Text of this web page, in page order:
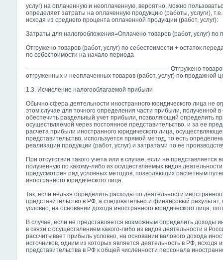
услуг) на оплаченную и неоплаченную, вероятно, можно
определяет затраты на оплаченную продукцию (работы, услуги),
исходя из среднего процента оплаченной продукции (работ, услуг):
Затраты для налогообложения=Оплачено товаров (работ, услуг) по
Отгружено товаров (работ, услуг) по себестоимости + остаток
по себестоимости на начало периода
------------------------------------------------------------------------ Отгружено
отгруженных и неоплаченных товаров (работ, услуг) по продажной
1.3. Исчисление налогооблагаемой прибыли
Обычно сфера деятельности иностранного юридического лица не
этом случае для точного определения части прибыли, полученной
обеспечить раздельный учет прибыли, позволяющий определить
осуществляемой через постоянное представительство, и за ее
расчета прибыли иностранного юридического лица,
представительство, используется прямой метод, то есть
реализации продукции (работ, услуг) и затратами по ее
При отсутствии такого учета или в случае, если не
полученную по какому-либо из осуществляемых видов
предусмотрен ряд условных методов, позволяющих расчетным
иностранного юридического лица.
Так, если нельзя определить расходы по деятельности
представительство в РФ, а следовательно и финансовый
условно, на основании дохода иностранного юридического лица,
В случае, если не представляется возможным определить доходы
в связи с осуществлением какого-либо из видов деятельности в
рассчитывает прибыль условно, на основании валового дохода
источников, одним из которых является деятельность в РФ,
представительства в РФ к общей численности персонала